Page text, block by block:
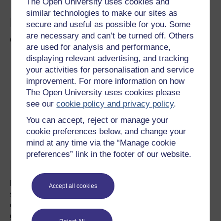
similar technologies to make our sites as
secure and useful as possible for you. Some
are necessary and can’t be turned off. Others
are used for analysis and performance,
displaying relevant advertising, and tracking
your activities for personalisation and service
improvement. For more information on how
The Open University uses cookies please
see ourcookie policy and privacy policy.
You can accept, reject or manage your
cookie preferences below, and change your
mind at any time via the “Manage cookie
preferences” link in the footer of our website.
Accept all cookies
Beth os ydych chi'n poeni am
ddyn yn eich bywyd?
Rhowch wybod iddyn nhw eich bod chi yno i wrando a
pheidio â barnu.
Cadwch mewn cysylltiad: gall neges destun neu alwad
ffôn wneud byd o wahaniaeth.
Dysgwch am wasanaethau cymunedol neu leol sy'n
cefnogi dynion.
cymorth.
Gofalwch amdanoch chi'ch hun hefyd: gall cefnogi
rhywun arall fod yn anodd.
Efallai eich bod yn cael trafferth neu'n gwybod am rywun
sy’n ei chael yn anodd. Gall sawl sefydliad helpu. Efallai
eich bod hefyd yn ystyried cymryd rhan mewn menter
gymunedol sy'n cefnogi dynion. Mae'r rhain i'w gweld